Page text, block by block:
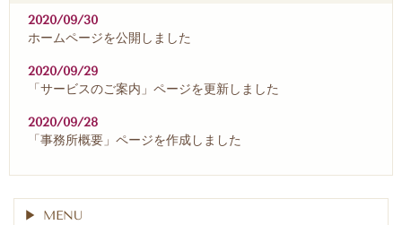
2020/09/30
ホームページを公開しました
2020/09/29
「サービスのご案内」ページを更新しました
2020/09/28
「事務所概要」ページを作成しました
MENU